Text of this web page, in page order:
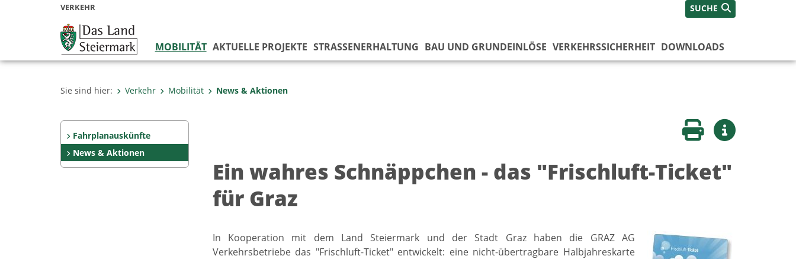
VERKEHR SUCHE
MOBILITÄT AKTUELLE PROJEKTE STRASSENERHALTUNG BAU UND GRUNDEINLÖSE VERKEHRSSICHERHEIT DOWNLOADS
Sie sind hier: Verkehr Mobilität News & Aktionen
Fahrplanauskünfte
News & Aktionen
Seite druckenWeitere Infos
Ein wahres Schnäppchen - das "Frischluft-Ticket"
für Graz
In Kooperation mit dem Land Steiermark und der Stadt Graz haben die GRAZ AG
Verkehrsbetriebe das "Frischluft-Ticket" entwickelt: eine nicht-übertragbare Halbjahreskarte